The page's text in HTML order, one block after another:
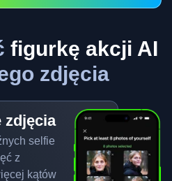
figurkę akcji AI
zdjęcia
zdjęcia
selfie
z
kątów